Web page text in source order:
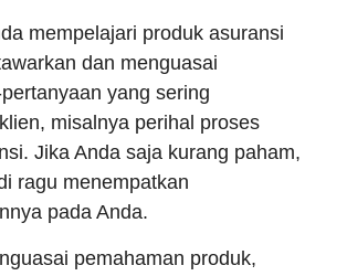
mempelajari produk asuransi
dan menguasai
yang sering
misalnya perihal proses
Jika Anda saja kurang paham,
ragu menempatkan
pada Anda.
pemahaman produk,